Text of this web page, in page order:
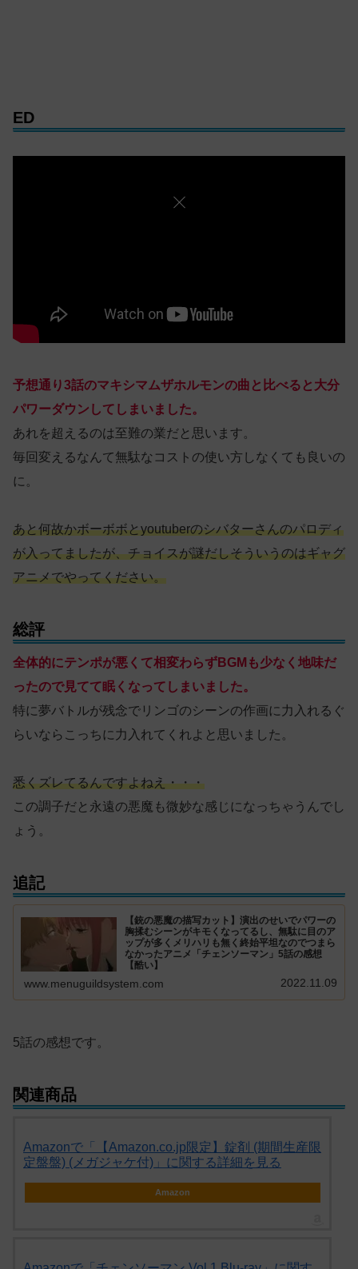
ED
予想通り3話のマキシマムザホルモンの曲と比べると大分
パワーダウンしてしまいました。
あれを超えるのは至難の業だと思います。
毎回変えるなんて無駄なコストの使い方しなくても良いの
に。
あと何故かボーボボとyoutuberのシバターさんのパロディ
が入ってましたが、チョイスが謎だしそういうのはギャグ
アニメでやってください。
総評
全体的にテンポが悪くて相変わらずBGMも少なく地味だ
ったので見てて眠くなってしまいました。
特に夢バトルが残念でリンゴのシーンの作画に力入れるぐ
らいならこっちに力入れてくれよと思いました。
悉くズレてるんですよねえ・・・
この調子だと永遠の悪魔も微妙な感じになっちゃうんでし
ょう。
追記
【銃の悪魔の描写カット】演出のせいでパワーの
胸揉むシーンがキモくなってるし、無駄に目のア
ップが多くメリハリも無く終始平坦なのでつまら
なかったアニメ「チェンソーマン」5話の感想
【酷い】
www.menuguildsystem.com 2022.11.09
5話の感想です。
関連商品
Amazonで「【Amazon.co.jp限定】錠剤 (期間生産限
定盤盤) (メガジャケ付)」に関する詳細を見る
Amazon